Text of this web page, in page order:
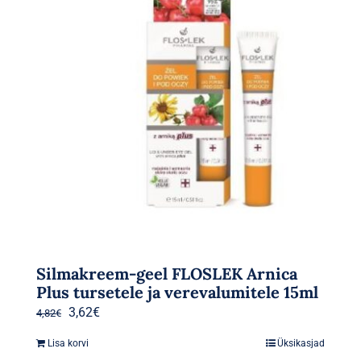
Silmakreem-geel FLOSLEK Arnica
Plus tursetele ja verevalumitele 15ml
4,82€ Algne
3,62€Praegune
Lisa korvi Üksikasjad